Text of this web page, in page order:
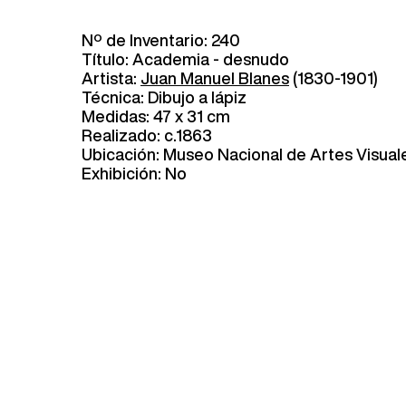
Nº de Inventario: 240
Título: Academia - desnudo
Artista: Juan Manuel Blanes (1830-1901)
Técnica: Dibujo a lápiz
Medidas: 47 x 31 cm
Realizado: c.1863
Ubicación: Museo Nacional de Artes
Exhibición: No